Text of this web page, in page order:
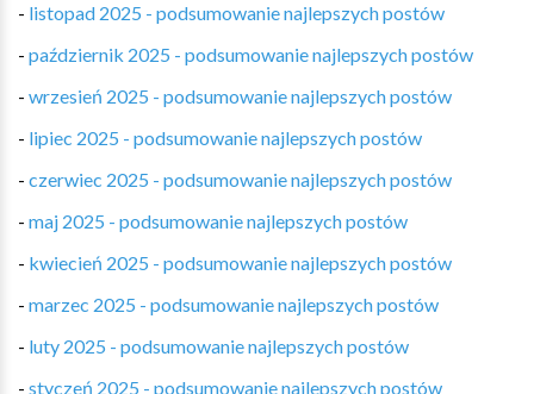
- listopad 2025 - podsumowanie najlepszych postów
- październik 2025 - podsumowanie najlepszych postów
- wrzesień 2025 - podsumowanie najlepszych postów
- lipiec 2025 - podsumowanie najlepszych postów
- czerwiec 2025 - podsumowanie najlepszych postów
- maj 2025 - podsumowanie najlepszych postów
- kwiecień 2025 - podsumowanie najlepszych postów
- marzec 2025 - podsumowanie najlepszych postów
- luty 2025 - podsumowanie najlepszych postów
- styczeń 2025 - podsumowanie najlepszych postów